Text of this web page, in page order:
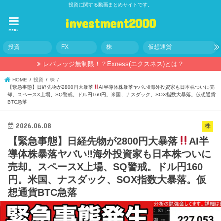
投資に関する動画まとめサイトです。
investment2000
menu
投資 FX 株 仮想通貨
レバレッジ無制限！？Exness(エクスネス)とは？
HOME 投資
株
【緊急事態】日経先物が2800円大暴落
AI半導体株暴落ヤバい‼海外投資家も日本株ついに売
却。スペースX上場、SQ警戒。ドル円160円。米国、ナスダック、SOX指数大暴落。仮想通貨
BTC急落
株
2026.06.08
【緊急事態】日経先物が2800円大暴落
AI半
導体株暴落ヤバい‼海外投資家も日本株ついに
売却。スペースX上場、SQ警戒。ドル円160
円。米国、ナスダック、SOX指数大暴落。仮
想通貨BTC急落